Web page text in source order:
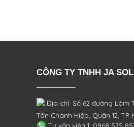
CÔNG TY TNHH JA
Địa chỉ: Số 62 đường Lâm
Tân Chánh Hiệp, Quận 12, TP.